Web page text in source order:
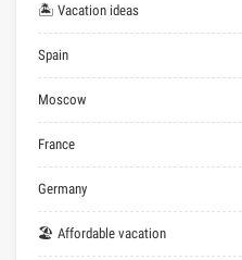
🏝 Vacation ideas
Spain
Moscow
France
Germany
🏖 Affordable vacation